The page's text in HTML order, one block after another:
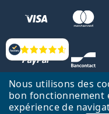
Nous utilisons des
bon fonctionnement
expérience de
Évaluation